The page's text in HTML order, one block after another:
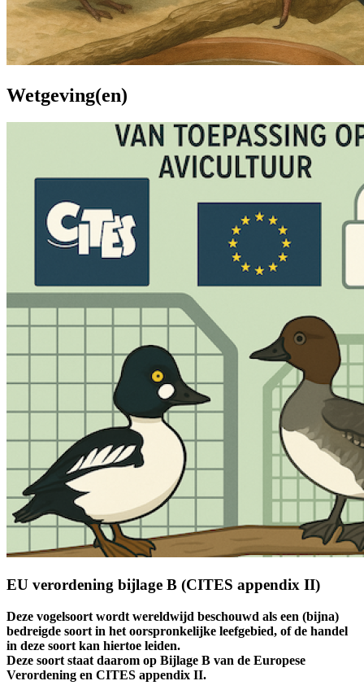
Wetgeving(en)
EU verordening bijlage B (CITES appendix II)
Deze vogelsoort wordt wereldwijd beschouwd als een (bijna)
bedreigde soort in het oorspronkelijke leefgebied, of de handel
in deze soort kan hiertoe leiden.
Deze soort staat daarom op Bijlage B van de Europese
Verordening en CITES appendix II.